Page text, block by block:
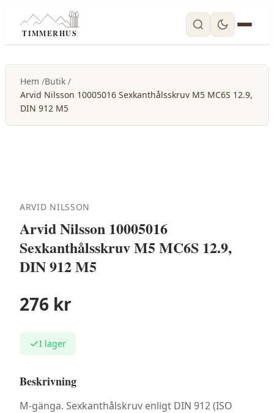
TIMMERHUS
Hem Butik
Arvid Nilsson 10005016 Sexkanthålsskruv M5 MC6S 12.9,
DIN 912 M5
ARVID NILSSON
Arvid Nilsson 10005016
Sexkanthålsskruv M5 MC6S 12.9,
DIN 912 M5
276 kr
I lager
Beskrivning
M-gänga. Sexkanthålskruv enligt DIN 912 (ISO